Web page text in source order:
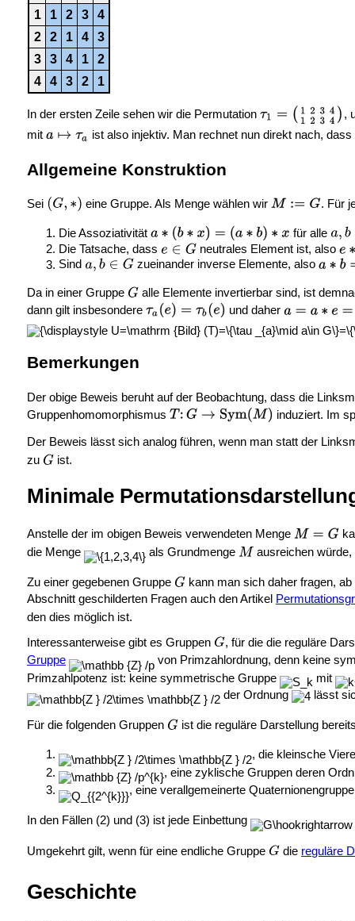
1
1 2 3
4
2
2 1 4
3
3
3 4 1
2
4
4 3 2 1
In der ersten Zeile sehen wir die Permutation
,
mit
ist also injektiv. Man rechnet nun direkt nach, dass
Allgemeine Konstruktion
Sei eine Gruppe. Als Menge wählen wir . Für
Die Assoziativität
für alle
Die Tatsache, dass
neutrales Element ist, also
Sind
zueinander inverse Elemente, also
Da in einer Gruppe
alle Elemente invertierbar sind, ist
dann gilt insbesondere
und daher
Bemerkungen
Der obige Beweis beruht auf der Beobachtung, dass die
Gruppenhomomorphismus
induziert. Im
Der Beweis lässt sich analog führen, wenn man statt der
zu
ist.
Minimale
Anstelle der im obigen Beweis verwendeten Menge
die Menge
als Grundmenge ausreichen
Zu einer gegebenen Gruppe
kann man sich daher fragen,
Abschnitt geschilderten Fragen auch den Artikel
den dies möglich ist.
Interessanterweise gibt es Gruppen
, für die die reguläre
Gruppe
von Primzahlordnung, denn keine
Primzahlpotenz ist: keine symmetrische Gruppe
mit
der Ordnung
lässt
Für die folgenden Gruppen ist die reguläre Darstellung
, die kleinsche
, eine zyklische Gruppen deren
, eine verallgemeinerte
In den Fällen (2) und (3) ist jede Einbettung
Umgekehrt gilt, wenn für eine endliche Gruppe die reguläre
Geschichte